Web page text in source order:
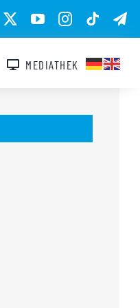
MEDIATHEK